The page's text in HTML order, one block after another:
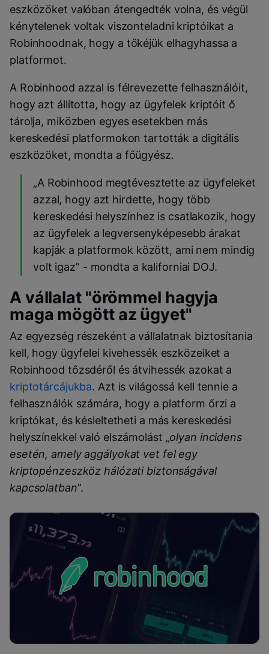
eszközöket valóban átengedték volna, és végül
kénytelenek voltak viszonteladni kriptóikat a
Robinhoodnak, hogy a tőkéjük elhagyhassa a
platformot.
A Robinhood azzal is félrevezette felhasználóit,
hogy azt állította, hogy az ügyfelek kriptóit ő
tárolja, miközben egyes esetekben más
kereskedési platformokon tartották a digitális
eszközöket, mondta a főügyész.
„A Robinhood megtévesztette az ügyfeleket
azzal, hogy azt hirdette, hogy több
kereskedési helyszínhez is csatlakozik, hogy
az ügyfelek a legversenyképesebb árakat
kapják a platformok között, ami nem mindig
volt igaz” - mondta a kaliforniai DOJ.
A vállalat "örömmel hagyja
maga mögött az ügyet"
Az egyezség részeként a vállalatnak biztosítania
kell, hogy ügyfelei kivehessék eszközeiket a
Robinhood tőzsdéről és átvihessék azokat a
kriptotárcájukba. Azt is világossá kell tennie a
felhasználók számára, hogy a platform őrzi a
kriptókat, és késleltetheti a más kereskedési
helyszínekkel való elszámolást „olyan incidens
esetén, amely aggályokat vet fel egy
kriptopénzeszköz hálózati biztonságával
kapcsolatban”.